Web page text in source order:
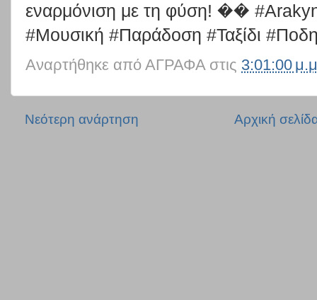
εναρμόνιση με τη φύση! ��
#Μουσική #Παράδοση #Ταξίδι
Αναρτήθηκε από ΑΓΡΑΦΑ στις 3:01:00
Νεότερη ανάρτηση Αρχική